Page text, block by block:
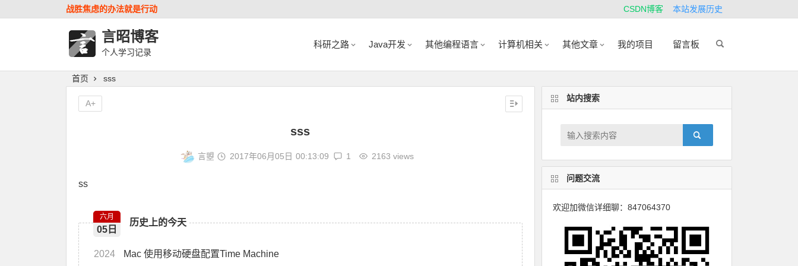
战胜焦虑的办法就是行动 CSDN博客 本站发展历史
言昭博客
个人学习记录
科研之路 Java开发 其他编程语言 计算机相关 其他文章 我的项目 留言板
首页 sss
sss
言曌 2017年06月05日 00:13:09 1 2163 views
ss
历史上的今天
六月
05日
2024 Mac 使用移动硬盘配置Time Machine
A+
站内搜索
问题交流
欢迎加微信详细聊：847064370